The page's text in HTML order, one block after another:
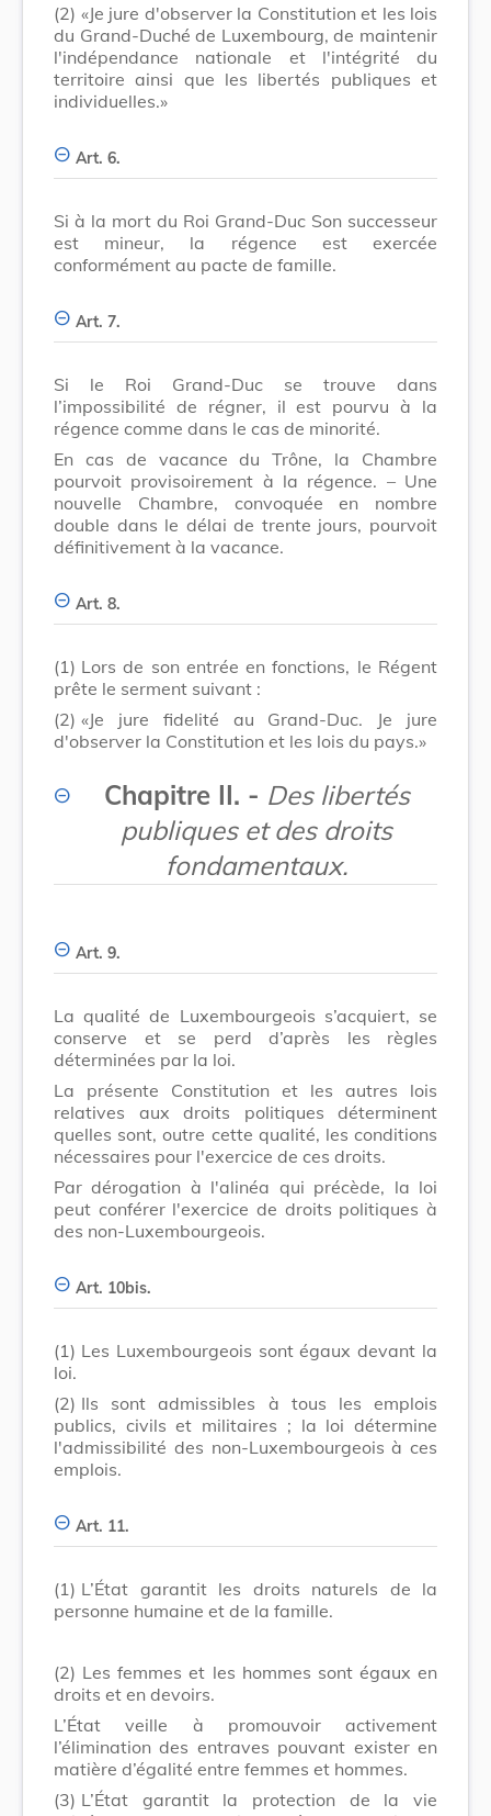
(2) «Je jure d'observer la Constitution et les lois
du Grand-Duché de Luxembourg, de maintenir
l'indépendance nationale et l'intégrité du
territoire ainsi que les libertés publiques et
individuelles.»
Art. 6.
Si à la mort du Roi Grand-Duc Son successeur
est mineur, la régence est exercée
conformément au pacte de famille.
Art. 7.
Si le Roi Grand-Duc se trouve dans
l’impossibilité de régner, il est pourvu à la
régence comme dans le cas de minorité.
En cas de vacance du Trône, la Chambre
pourvoit provisoirement à la régence. – Une
nouvelle Chambre, convoquée en nombre
double dans le délai de trente jours, pourvoit
définitivement à la vacance.
Art. 8.
(1) Lors de son entrée en fonctions, le Régent
prête le serment suivant :
(2) «Je jure fidelité au Grand-Duc. Je jure
d'observer la Constitution et les lois du pays.»
Chapitre II. - Des libertés
publiques et des droits
fondamentaux.
Art. 9.
La qualité de Luxembourgeois s’acquiert, se
conserve et se perd d’après les règles
déterminées par la loi.
La présente Constitution et les autres lois
relatives aux droits politiques déterminent
quelles sont, outre cette qualité, les conditions
nécessaires pour l'exercice de ces droits.
Par dérogation à l'alinéa qui précède, la loi
peut conférer l'exercice de droits politiques à
des non-Luxembourgeois.
Art. 10bis.
(1) Les Luxembourgeois sont égaux devant la
loi.
(2) Ils sont admissibles à tous les emplois
publics, civils et militaires ; la loi détermine
l'admissibilité des non-Luxembourgeois à ces
emplois.
Art. 11.
(1) L’État garantit les droits naturels de la
personne humaine et de la famille.
(2) Les femmes et les hommes sont égaux en
droits et en devoirs.
L’État veille à promouvoir activement
l’élimination des entraves pouvant exister en
matière d’égalité entre femmes et hommes.
(3) L’État garantit la protection de la vie